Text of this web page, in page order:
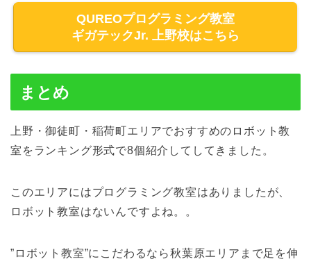
QUREOプログラミング教室
ギガテックJr. 上野校はこちら
まとめ
上野・御徒町・稲荷町エリアでおすすめのロボット教
室をランキング形式で8個紹介してしてきました。
このエリアにはプログラミング教室はありましたが、
ロボット教室はないんですよね。。
”ロボット教室”にこだわるなら秋葉原エリアまで足を伸